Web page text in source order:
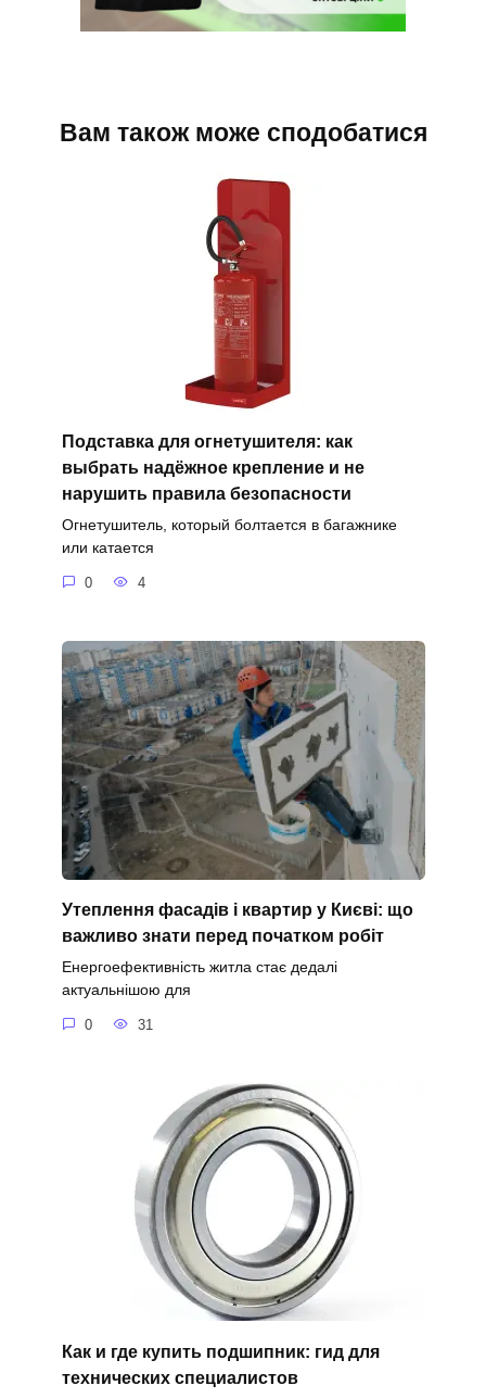
Вам також може сподобатися
Подставка для огнетушителя: как
выбрать надёжное крепление и не
нарушить правила безопасности
Огнетушитель, который болтается в багажнике
или катается
0 4
Утеплення фасадів і квартир у Києві: що
важливо знати перед початком робіт
Енергоефективність житла стає дедалі
актуальнішою для
0 31
Как и где купить подшипник: гид для
технических специалистов